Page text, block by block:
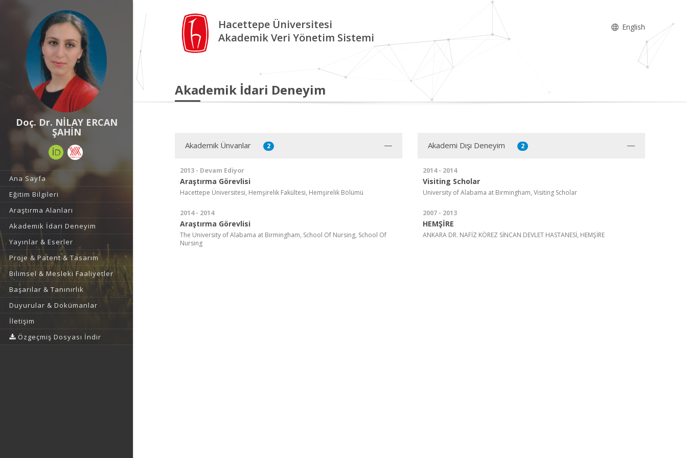
Doç. Dr. NİLAY ERCAN
ŞAHİN
Ana Sayfa
Eğitim Bilgileri
Araştırma Alanları
Akademik İdari Deneyim
Yayınlar & Eserler
Proje & Patent & Tasarım
Bilimsel & Mesleki Faaliyetler
Başarılar & Tanınırlık
Duyurular & Dokümanlar
İletişim
Özgeçmiş Dosyası İndir
Hacettepe Üniversitesi
Akademik Veri Yönetim Sistemi
English
Akademik İdari Deneyim
Akademik Ünvanlar 2
2013 - Devam Ediyor
Araştırma Görevlisi
Hacettepe Üniversitesi, Hemşirelik Fakültesi, Hemşirelik Bölümü
2014 - 2014
Araştırma Görevlisi
The University of Alabama at Birmingham, School Of Nursing, School Of
Nursing
Akademi Dışı Deneyim 2
2014 - 2014
Visiting Scholar
University of Alabama at Birmingham, Visiting Scholar
2007 - 2013
HEMŞİRE
ANKARA DR. NAFİZ KÖREZ SİNCAN DEVLET HASTANESİ, HEMŞİRE